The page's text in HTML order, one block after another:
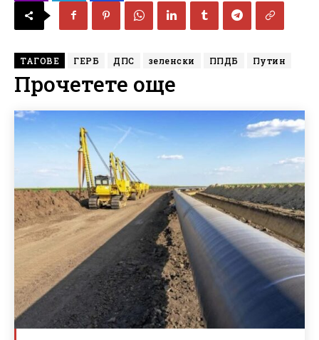
ТАГОВЕ ГЕРБ ДПС зеленски ППДБ Путин
Прочетете още